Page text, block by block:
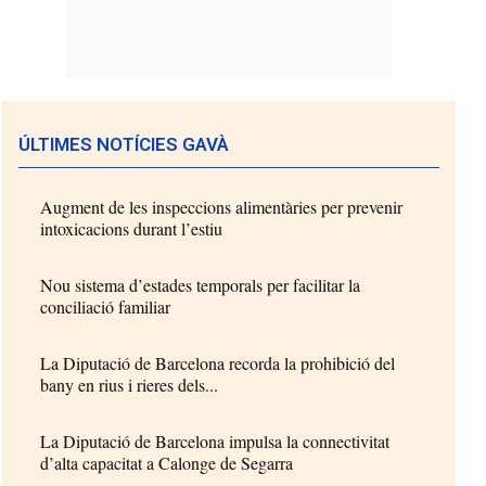
ÚLTIMES NOTÍCIES GAVÀ
Augment de les inspeccions alimentàries per prevenir
intoxicacions durant l’estiu
Nou sistema d’estades temporals per facilitar la
conciliació familiar
La Diputació de Barcelona recorda la prohibició del
bany en rius i rieres dels...
La Diputació de Barcelona impulsa la connectivitat
d’alta capacitat a Calonge de Segarra